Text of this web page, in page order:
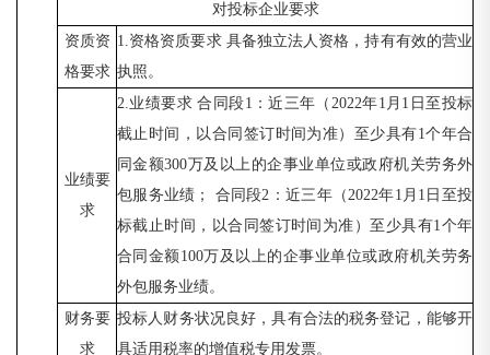
对投标企业要求
资质资
格要求
1.资格资质要求 具备独立法人资格，持有有效的营业
执照。
业绩要
求
2.业绩要求 合同段1：近三年（2022年1月1日至投标
截止时间，以合同签订时间为准）至少具有1个年合
同金额300万及以上的企事业单位或政府机关劳务外
包服务业绩； 合同段2：近三年（2022年1月1日至投
标截止时间，以合同签订时间为准）至少具有1个年
合同金额100万及以上的企事业单位或政府机关劳务
外包服务业绩。
财务要
求
投标人财务状况良好，具有合法的税务登记，能够开
具适用税率的增值税专用发票。